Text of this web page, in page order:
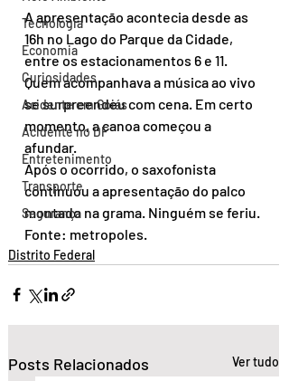
Tecnologia
Economia
Curiosidades
Acidente em Goiás
Acidente no DF
Entretenimento
Transporte
Segurança
A apresentação acontecia desde as
16h no Lago do Parque da Cidade,
entre os estacionamentos 6 e 11.
Quem acompanhava a música ao vivo
se surpreendeu com cena. Em certo
momento, a canoa começou a
afundar.
Após o ocorrido, o saxofonista
continuou a apresentação do palco
montado na grama. Ninguém se feriu.
Fonte: metropoles.
Distrito Federal
Posts Relacionados Ver tudo